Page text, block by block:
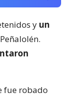
y un
fue robado